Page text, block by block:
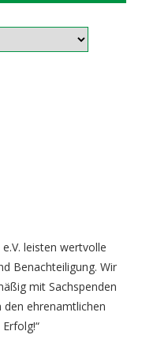
leisten wertvolle
Benachteiligung. Wir
mit Sachspenden
ehrenamtlichen